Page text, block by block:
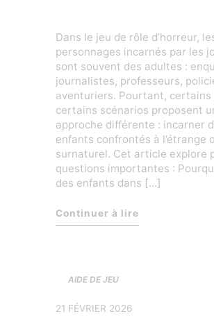
Dans le jeu de rôle d’horreur,
personnages incarnés par les
sont souvent des adultes :
journalistes, professeurs,
aventuriers. Pourtant, certains
certains scénarios proposent
approche différente : incarner
enfants confrontés à l’étrange
surnaturel. Cet article explore
questions importantes :
des enfants dans […]
Continuer à lire
AIDE DE JEU
21 FÉVRIER 2026